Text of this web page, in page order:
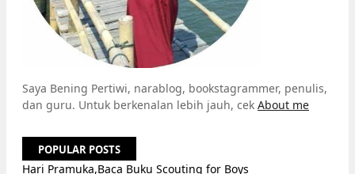
Saya Bening Pertiwi, narablog, bookstagrammer, penulis,
dan guru. Untuk berkenalan lebih jauh, cek About me
POPULAR POSTS
Hari Pramuka,Baca Buku Scouting for Boys